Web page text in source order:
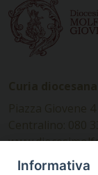
Informativa